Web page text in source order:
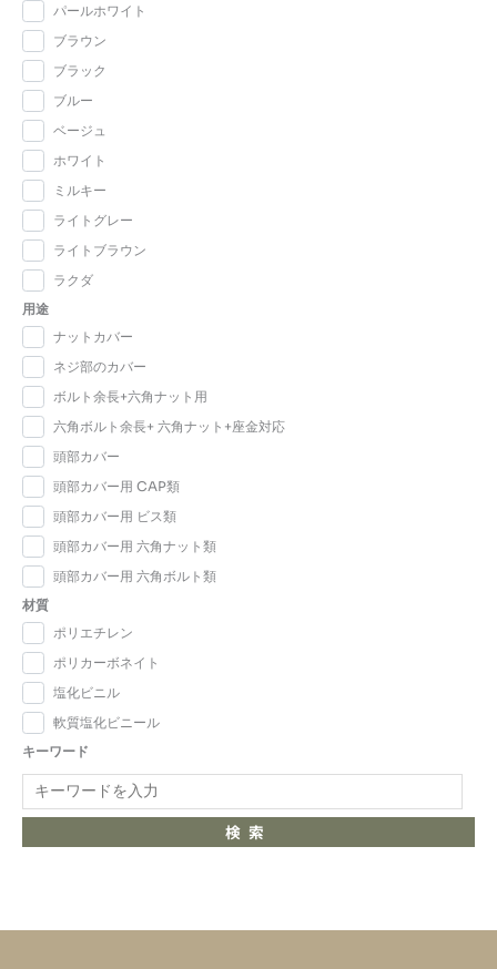
パールホワイト
ブラウン
ブラック
ブルー
ベージュ
ホワイト
ミルキー
ライトグレー
ライトブラウン
ラクダ
用途
ナットカバー
ネジ部のカバー
ボルト余長+六角ナット用
六角ボルト余長+ 六角ナット+座金対応
頭部カバー
頭部カバー用 CAP類
頭部カバー用 ビス類
頭部カバー用 六角ナット類
頭部カバー用 六角ボルト類
材質
ポリエチレン
ポリカーボネイト
塩化ビニル
軟質塩化ビニール
キーワード
検索